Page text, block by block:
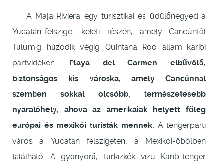
A Maja Riviéra egy turisztikai és üdülőnegyed a
Yucatán-félsziget keleti részén, amely Cancúntól
Tulumig húzódik végig Quintana Roo állam karibi
partvidékén.
Playa del Carmen elbűvölő,
biztonságos kis városka, amely Cancúnnal
szemben sokkal olcsóbb, természetesebb
nyaralóhely, ahova az amerikaiak helyett főleg
európai és mexikói turisták mennek. A tengerparti
város a Yucatán félszigeten, a Mexikói-öbölben
található. A gyönyörű, türkizkék vizü Karib-tenger